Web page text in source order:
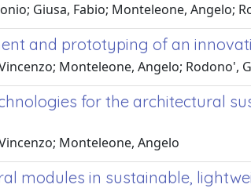
Giusa, Fabio; Monteleone, Angelo;
and prototyping of an
Monteleone, Angelo; Rodono',
for the architectural
Monteleone, Angelo
modules in sustainable,